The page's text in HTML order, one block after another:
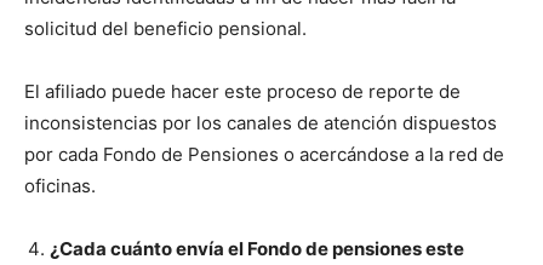
solicitud del beneficio pensional.
El afiliado puede hacer este proceso de reporte de
inconsistencias por los canales de atención dispuestos
por cada Fondo de Pensiones o acercándose a la red de
oficinas.
¿Cada cuánto envía el Fondo de pensiones este